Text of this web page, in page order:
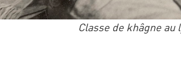
Classe de khâgne